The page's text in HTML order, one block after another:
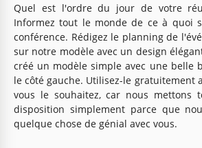
Quel est l'ordre du jour de votre
Informez tout le monde de ce à quoi
conférence. Rédigez le planning de
sur notre modèle avec un design
créé un modèle simple avec une belle
le côté gauche. Utilisez-le gratuitement
vous le souhaitez, car nous mettons
disposition simplement parce que
quelque chose de génial avec vous.